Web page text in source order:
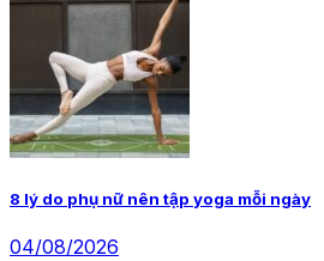
8 lý do phụ nữ nên tập yoga mỗi ngày
04/08/2026